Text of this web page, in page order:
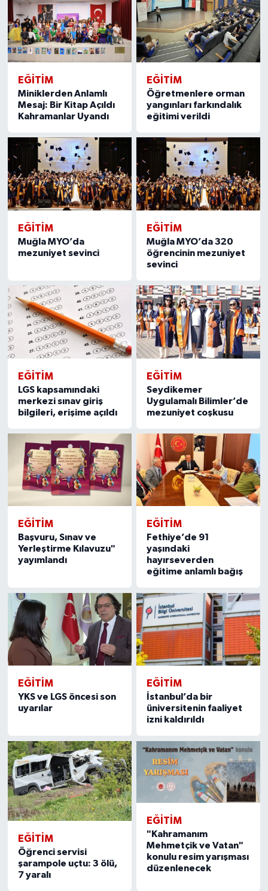
EĞITIM
Miniklerden Anlamlı
Mesaj: Bir Kitap Açıldı
Kahramanlar Uyandı
EĞITIM
Öğretmenlere orman
yangınları farkındalık
eğitimi verildi
EĞITIM
Muğla MYO’da
mezuniyet sevinci
EĞITIM
Muğla MYO’da 320
öğrencinin mezuniyet
sevinci
EĞITIM
LGS kapsamındaki
merkezi sınav giriş
bilgileri, erişime açıldı
EĞITIM
Seydikemer
Uygulamalı Bilimler’de
mezuniyet coşkusu
EĞITIM
Başvuru, Sınav ve
Yerleştirme Kılavuzu"
yayımlandı
EĞITIM
Fethiye’de 91
yaşındaki
hayırseverden
eğitime anlamlı bağış
EĞITIM
YKS ve LGS öncesi son
uyarılar
EĞITIM
İstanbul’da bir
üniversitenin faaliyet
izni kaldırıldı
EĞITIM
Öğrenci servisi
şarampole uçtu: 3 ölü,
7 yaralı
EĞITIM
"Kahramanım
Mehmetçik ve Vatan"
konulu resim yarışması
düzenlenecek